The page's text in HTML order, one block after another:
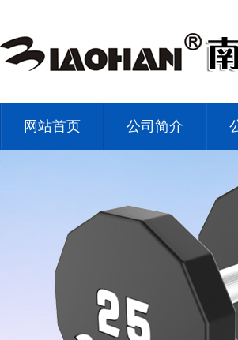
网站首页 公司简介